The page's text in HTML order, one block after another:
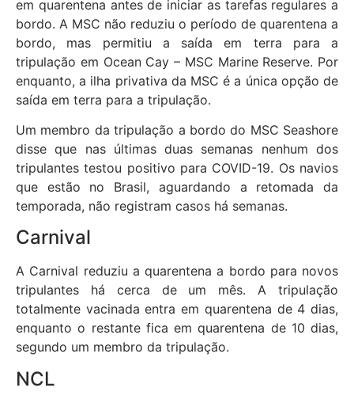
em quarentena antes de iniciar as tarefas regulares a
bordo. A MSC não reduziu o período de quarentena a
bordo, mas permitiu a saída em terra para a
tripulação em Ocean Cay – MSC Marine Reserve. Por
enquanto, a ilha privativa da MSC é a única opção de
saída em terra para a tripulação.
Um membro da tripulação a bordo do MSC Seashore
disse que nas últimas duas semanas nenhum dos
tripulantes testou positivo para COVID-19. Os navios
que estão no Brasil, aguardando a retomada da
temporada, não registram casos há semanas.
Carnival
A Carnival reduziu a quarentena a bordo para novos
tripulantes há cerca de um mês. A tripulação
totalmente vacinada entra em quarentena de 4 dias,
enquanto o restante fica em quarentena de 10 dias,
segundo um membro da tripulação.
NCL